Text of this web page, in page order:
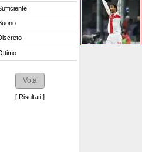
[ Risultati ]